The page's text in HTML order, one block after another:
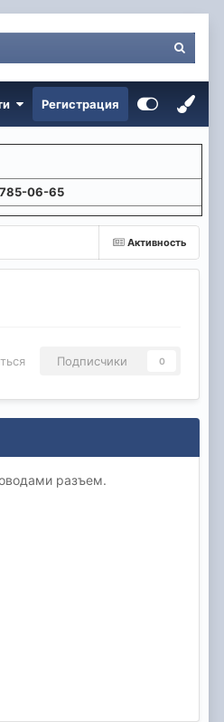
Регистрация
06-65
Активность
Подписчики 0
разъем.